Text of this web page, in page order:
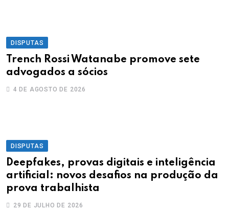
DISPUTAS
Trench Rossi Watanabe promove sete
advogados a sócios
4 DE AGOSTO DE 2026
DISPUTAS
Deepfakes, provas digitais e inteligência
artificial: novos desafios na produção da
prova trabalhista
29 DE JULHO DE 2026